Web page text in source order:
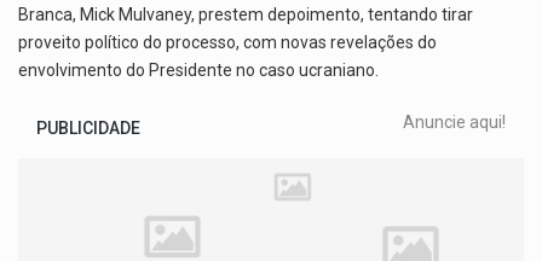
Branca, Mick Mulvaney, prestem depoimento, tentando tirar
proveito político do processo, com novas revelações do
envolvimento do Presidente no caso ucraniano.
PUBLICIDADE Anuncie aqui!